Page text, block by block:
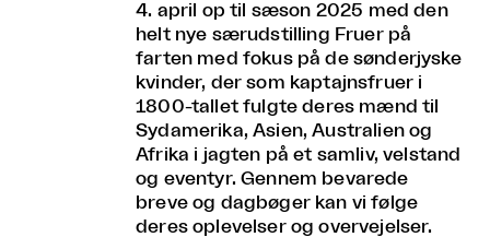
4. april op til sæson 2025 med den
helt nye særudstilling Fruer på
farten med fokus på de sønderjyske
kvinder, der som kaptajnsfruer i
1800-tallet fulgte deres mænd til
Sydamerika, Asien, Australien og
Afrika i jagten på et samliv, velstand
og eventyr. Gennem bevarede
breve og dagbøger kan vi følge
deres oplevelser og overvejelser.